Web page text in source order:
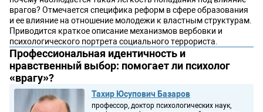
врагов? Отмечается специфика реформ в сфере образования
и ее влияние на отношение молодежи к властным структурам.
Приводится краткое описание механизмов вербовки и
психологического портрета социального террориста.
Профессиональная идентичность и
нравственный выбор: помогает ли психолог
«врагу»?
Тахир Юсупович Базаров
профессор, доктор психологических наук,